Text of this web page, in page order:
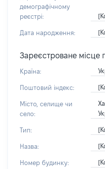
демографічному
реєстрі:
Дата народження:
Зареєстроване місце
Країна:
Поштовий індекс:
Місто, селище чи
село:
Тип:
Назва:
Номер будинку: